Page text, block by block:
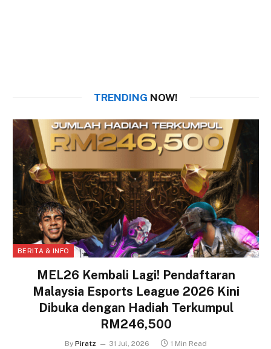
TRENDING NOW!
BERITA & INFO
MEL26 Kembali Lagi! Pendaftaran
Malaysia Esports League 2026 Kini
Dibuka dengan Hadiah Terkumpul
RM246,500
By Piratz 31 Jul, 2026 1 Min Read